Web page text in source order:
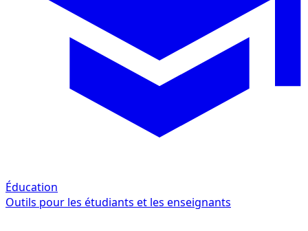
Éducation
Outils pour les étudiants et les enseignants